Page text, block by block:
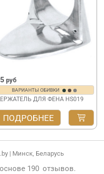
руб
ВАРИАНТЫ ОБИВКИ
ДЛЯ ФЕНА HS019
ПОДРОБНЕЕ
| Минск, Беларусь
190 отзывов.